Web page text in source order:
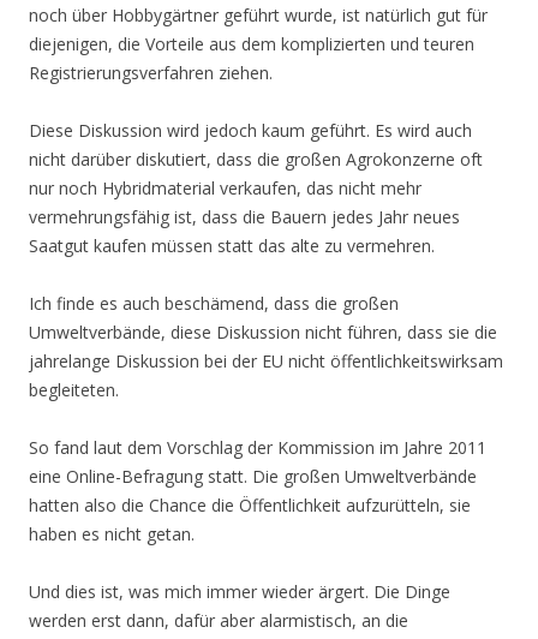
noch über Hobbygärtner geführt wurde, ist natürlich gut für
diejenigen, die Vorteile aus dem komplizierten und teuren
Registrierungsverfahren ziehen.
Diese Diskussion wird jedoch kaum geführt. Es wird auch
nicht darüber diskutiert, dass die großen Agrokonzerne oft
nur noch Hybridmaterial verkaufen, das nicht mehr
vermehrungsfähig ist, dass die Bauern jedes Jahr neues
Saatgut kaufen müssen statt das alte zu vermehren.
Ich finde es auch beschämend, dass die großen
Umweltverbände, diese Diskussion nicht führen, dass sie die
jahrelange Diskussion bei der EU nicht öffentlichkeitswirksam
begleiteten.
So fand laut dem Vorschlag der Kommission im Jahre 2011
eine Online-Befragung statt. Die großen Umweltverbände
hatten also die Chance die Öffentlichkeit aufzurütteln, sie
haben es nicht getan.
Und dies ist, was mich immer wieder ärgert. Die Dinge
werden erst dann, dafür aber alarmistisch, an die